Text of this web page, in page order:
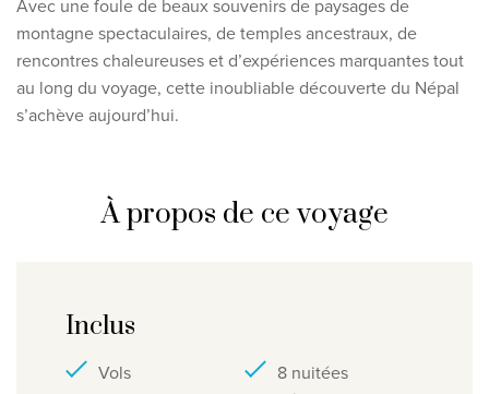
Avec une foule de beaux souvenirs de paysages de
montagne spectaculaires, de temples ancestraux, de
rencontres chaleureuses et d’expériences marquantes tout
au long du voyage, cette inoubliable découverte du Népal
s’achève aujourd’hui.
À propos de ce voyage
Inclus
Vols
8 nuitées